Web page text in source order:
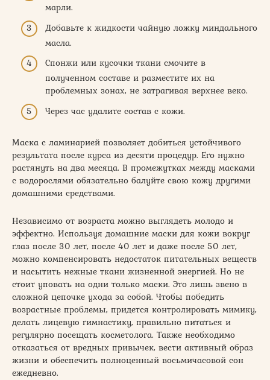
марли.
Добавьте к жидкости чайную ложку миндального
масла.
Спонжи или кусочки ткани смочите в
полученном составе и разместите их на
проблемных зонах, не затрагивая верхнее веко.
Через час удалите состав с кожи.
Маска с ламинарией позволяет добиться устойчивого
результата после курса из десяти процедур. Его нужно
растянуть на два месяца. В промежутках между масками
с водорослями обязательно балуйте свою кожу другими
домашними средствами.
Независимо от возраста можно выглядеть молодо и
эффектно. Используя домашние маски для кожи вокруг
глаз после 30 лет, после 40 лет и даже после 50 лет,
можно компенсировать недостаток питательных веществ
и насытить нежные ткани жизненной энергией. Но не
стоит уповать на одни только маски. Это лишь звено в
сложной цепочке ухода за собой. Чтобы победить
возрастные проблемы, придется контролировать мимику,
делать лицевую гимнастику, правильно питаться и
регулярно посещать косметолога. Также необходимо
отказаться от вредных привычек, вести активный образ
жизни и обеспечить полноценный восьмичасовой сон
ежедневно.